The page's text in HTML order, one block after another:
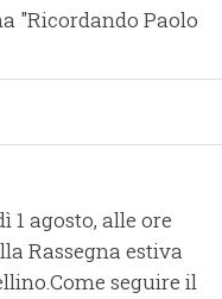
"Ricordando Paolo
1 agosto, alle ore
Rassegna estiva
seguire il